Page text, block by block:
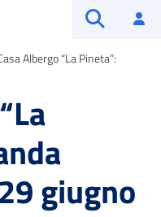
Albergo “La Pineta”:
giugno